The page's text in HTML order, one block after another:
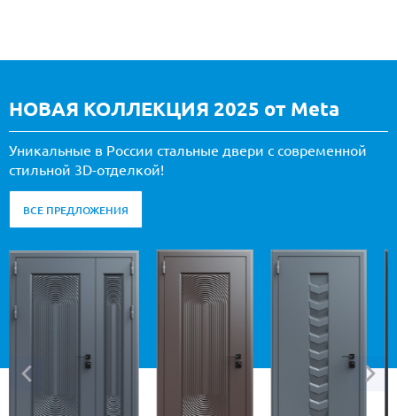
НОВАЯ КОЛЛЕКЦИЯ 2025 от Meta
Уникальные в России стальные двери с современной
стильной 3D-отделкой!
ВСЕ ПРЕДЛОЖЕНИЯ